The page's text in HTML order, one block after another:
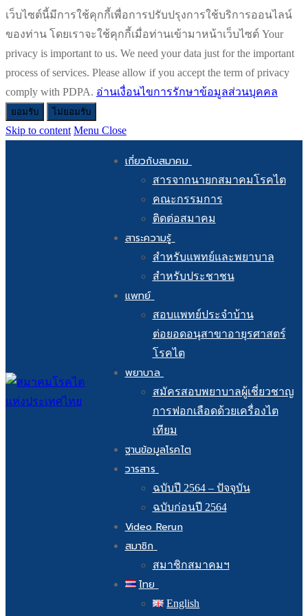
เว็บไซต์นี้มีการใช้คุกกี้เพื่อการปรับปรุงการใช้บริการออนไลน์
ของท่าน โดยเราจะใช้คุกกี้เมื่อท่านเข้ามาหน้าเว็บไซต์ Your
privacy is important to us. We need your data just for the important
process of services. Please allow if you accept the term of privacy
comply with PDPA. อ่านเงื่อนไขการรักษาข้อมูลส่วนบุคคล
ยอมรับ ไม่ยอมรับ
Skip to content Menu Close
เกี่ยวกับสมาคม
สารจากนายกสมาคมโรคไต
คณะกรรมการ
ติดต่อสมาคม
สาระความรู้
สำหรับแพทย์และพยาบาล
สำหรับประชาชน
แพทย์
สอบแพทย์ประจำบ้าน
ต่อยอดอนุสาขาอายุรศาสตร์
โรคไต
พยาบาล
สมัครสอบพยาบาลผู้เชี่ยวชาญ
การฟอกเลือดด้วยเครื่องไต
เทียม
ฐานข้อมูลโรคไต
วารสาร
ฉบับปี 2564 – ปัจจุบัน
ฉบับก่อนปี 2564
Video Rerun
สมาชิก
สมาชิกสมาคมฯ
ไทย
English